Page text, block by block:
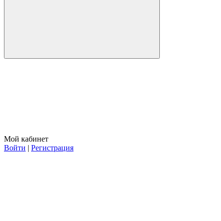
Мой кабинет
Войти | Регистрация